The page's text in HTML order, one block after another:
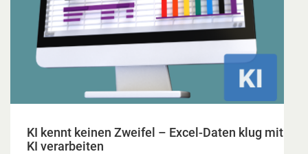
KI kennt keinen Zweifel – Excel-Daten klug mit
KI verarbeiten